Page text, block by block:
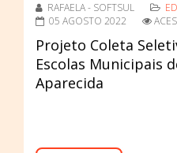
RAFAELA - SOFTSUL
05 AGOSTO 2022
Projeto Coleta
Escolas Municipais
Aparecida